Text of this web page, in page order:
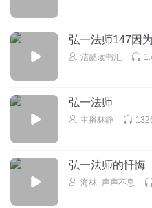
弘一法师147因
洁懿读书汇
弘一法师
主播林静
弘一法师的忏悔
海林_声声不息